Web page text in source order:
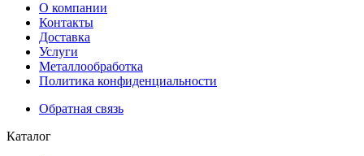
О компании
Контакты
Доставка
Услуги
Металлообработка
Политика конфиденциальности
Обратная связь
Каталог